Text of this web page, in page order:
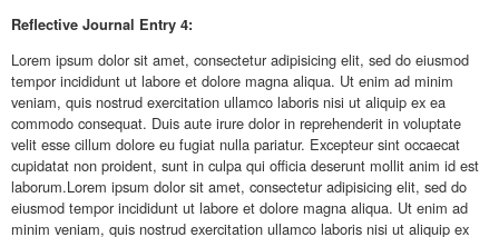
Reflective Journal Entry 4:
Lorem ipsum dolor sit amet, consectetur adipisicing elit, sed do eiusmod
tempor incididunt ut labore et dolore magna aliqua. Ut enim ad minim
veniam, quis nostrud exercitation ullamco laboris nisi ut aliquip ex ea
commodo consequat. Duis aute irure dolor in reprehenderit in voluptate
velit esse cillum dolore eu fugiat nulla pariatur. Excepteur sint occaecat
cupidatat non proident, sunt in culpa qui officia deserunt mollit anim id est
laborum.Lorem ipsum dolor sit amet, consectetur adipisicing elit, sed do
eiusmod tempor incididunt ut labore et dolore magna aliqua. Ut enim ad
minim veniam, quis nostrud exercitation ullamco laboris nisi ut aliquip ex